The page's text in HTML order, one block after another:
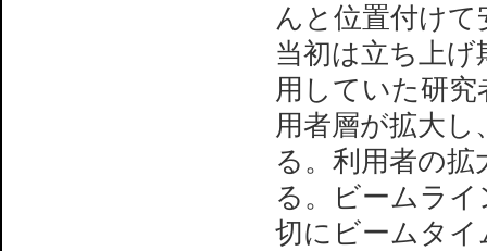
んと位置付け
当初は立ち上
用していた研
用者層が拡大し
る。利用者の
る。ビームラ
切にビームタイ